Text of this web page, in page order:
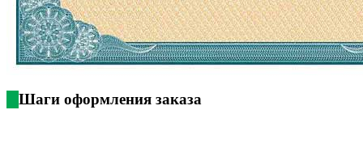
Шаги оформления заказа